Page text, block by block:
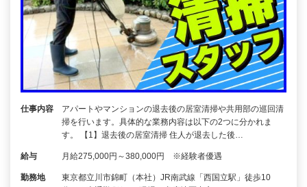
仕事内容
アパートやマンションの退去後の居室清掃や共用部の巡回清
掃を行います。具体的な業務内容は以下の2つに分かれま
す。 【1】退去後の居室清掃 住人が退去した後…
給与 月給275,000円～380,000円 ※経験者優遇
勤務地
東京都立川市錦町（本社）JR南武線「西国立駅」徒歩10